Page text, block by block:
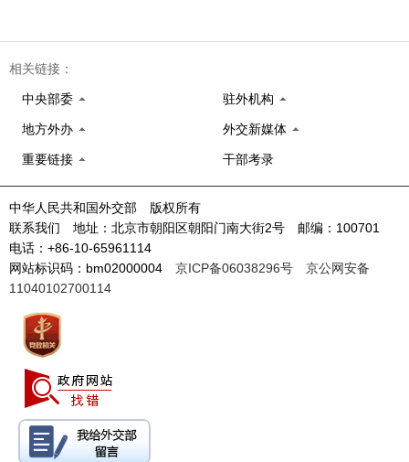
相关链接：
中央部委 驻外机构
地方外办 外交新媒体
重要链接 干部考录
中华人民共和国外交部 版权所有
联系我们 地址：北京市朝阳区朝阳门南大街2号 邮编：100701
电话：+86-10-65961114
网站标识码：bm02000004 京ICP备06038296号
京公网安备
11040102700114